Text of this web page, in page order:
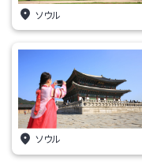
ソウル
ソウル